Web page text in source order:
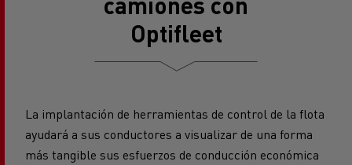
Optifleet
La implantación de herramientas de control de la flota
ayudará a sus conductores a visualizar de una forma
más tangible sus esfuerzos de conducción económica